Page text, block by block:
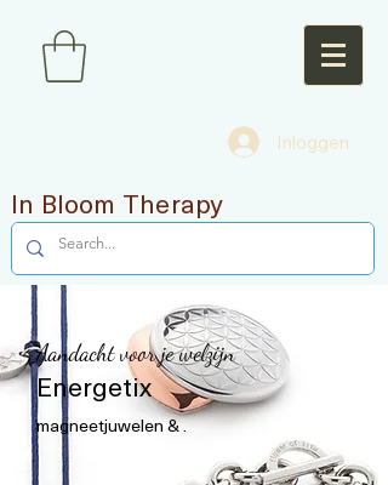
Inloggen
In Bloom Therapy
Aandacht voor je welzijn
Energetix
magneetjuwelen & .